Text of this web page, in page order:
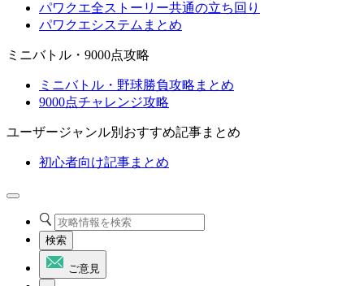
パワクエ全ストーリー共通の立ち回り
パワクエシステムまとめ
ミニバトル・9000点攻略
ミニバトル・野球勝負攻略まとめ
9000点チャレンジ攻略
ユーザージャンル別おすすめ記事まとめ
初心者向け記事まとめ
検索
ご意見